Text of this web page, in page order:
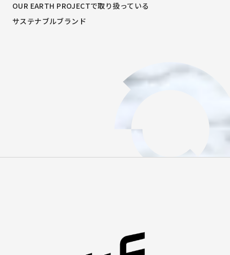
NEWS
資料ダウンロード
OUR EARTH PROJECTで取り扱っている
サステナブルブランド